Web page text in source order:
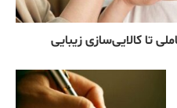
تا کالایی‌سازی زیبایی